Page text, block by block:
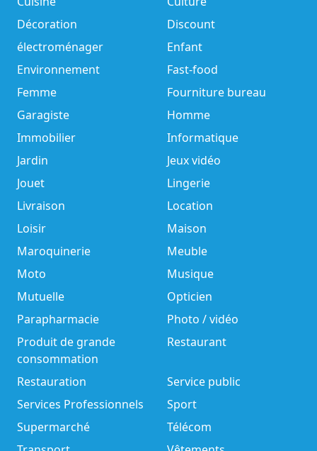
Décoration
Discount
électroménager
Enfant
Environnement
Fast-food
Femme
Fourniture bureau
Garagiste
Homme
Immobilier
Informatique
Jardin
Jeux vidéo
Jouet
Lingerie
Livraison
Location
Loisir
Maison
Maroquinerie
Meuble
Moto
Musique
Mutuelle
Opticien
Parapharmacie
Photo / vidéo
Produit de grande
consommation
Restaurant
Restauration
Service public
Services Professionnels
Sport
Supermarché
Télécom